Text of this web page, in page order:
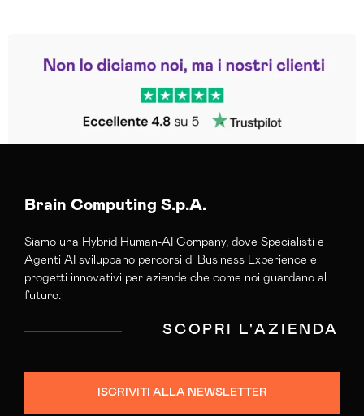
Trustpilot
Brain Computing S.p.A.
Siamo una Hybrid Human-AI Company, dove Specialisti e
Agenti AI sviluppano percorsi di Business Experience e
progetti innovativi per aziende che come noi guardano al
futuro.
SCOPRI L'AZIENDA
ISCRIVITI ALLA NEWSLETTER